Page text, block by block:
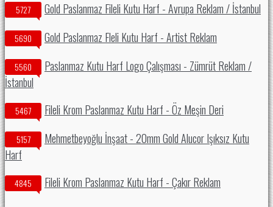
5727 Gold Paslanmaz Fileli Kutu Harf - Avrupa Reklam / İstanbul
5690 Gold Paslanmaz Fleli Kutu Harf - Artist Reklam
5560
Paslanmaz Kutu Harf Logo Çalışması - Zümrüt Reklam /
İstanbul
5467 Fileli Krom Paslanmaz Kutu Harf - Öz Meşin Deri
5157
Mehmetbeyoğlu İnşaat - 20mm Gold Alucor Işıksız Kutu
Harf
4845 Fileli Krom Paslanmaz Kutu Harf - Çakır Reklam